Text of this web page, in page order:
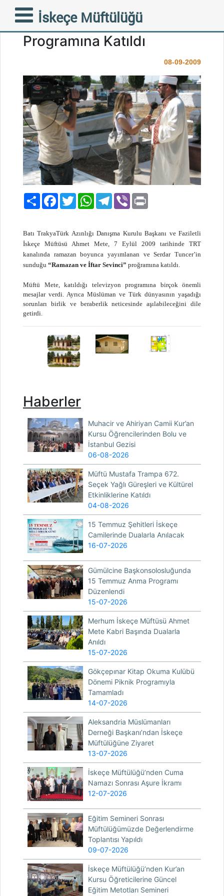
İskeçe Müftülüğü
İskeçe Müftüsü Ahmet
Mete, TRT İftar
Programına Katıldı
08-09-2009
PaylaşFacebook
TwitterWhatsAppTelegram
Viber
Batı TrakyaTürk Azınlığı Danışma Kurulu Başkanı ve Faziletli
İskeçe Müftüsü Ahmet Mete, 7 Eylül 2009 tarihinde TRT
kanalında ramazan boyunca yayımlanan ve Serdar Tuncer’in
sunduğu “Ramazan ve İftar Sevinci” proğramına katıldı.
Müftü Mete, katıldığı televizyon programına birçok önemli
mesajlar verdi. Ayrıca Müslüman ve Türk dünyasının yaşadığı
sorunları birlik ve beraberlik neticesinde aşılabileceğini dile
getirdi.
Haberler
Muhacir ve Ahiriyan Camii Kur’an
Kursu Öğrencilerinden Bolu ve
İstanbul Gezisi
06-08-2026
Müftü Mustafa Trampa 672.
Seçek Yağlı Güreşleri ve Kültürel
Etkinliklerine Katıldı
04-08-2026
15 Temmuz Şehitleri İskeçe
Camilerinde Dualarla Anılacak
16-07-2026
Gümülcine Başkonsolosluğunda
15 Temmuz Anma Programı
Düzenlendi
15-07-2026
Merhum İskeçe Müftüsü Ahmet
Mete Kabri Başında Dualarla
Anıldı
15-07-2026
Gökçepınar Kitap Okuma Kulübü
Dönemi Piknik Programıyla
Tamamladı
14-07-2026
Aleksandria Müslümanları
Derneği Başkanı’ndan İskeçe
Müftülüğüne Ziyaret
13-07-2026
İskeçe Müftülüğü’nden Cuma
Namazı Sonrası Aşure İkramı
12-07-2026
Eğitim Semineri Sonrası
Müftülüğümüzde Değerlendirme
Toplantısı Yapıldı
09-07-2026
İskeçe Müftülüğü’nden Kur’an
Kursu Öğreticilerine Güncel
Eğitim Metotları Semineri